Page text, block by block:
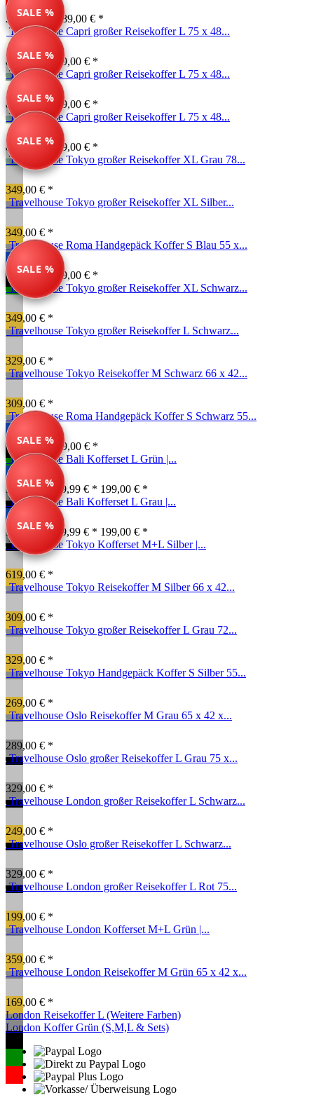
SALE %
249,00 € * 289,00 € *
SALE %
Travelhouse Capri großer Reisekoffer L 75 x 48...
89,99 € *189,00 € *
SALE %
Travelhouse Capri großer Reisekoffer L 75 x 48...
89,99 € *189,00 € *
SALE %
Travelhouse Capri großer Reisekoffer L 75 x 48...
89,99 € *189,00 € *
Travelhouse Tokyo großer Reisekoffer XL Grau 78...
349,00 € *
Travelhouse Tokyo großer Reisekoffer XL Silber...
349,00 € *
SALE %
Travelhouse Roma Handgepäck Koffer S Blau 55 x...
99,00 € *149,00 € *
Travelhouse Tokyo großer Reisekoffer XL Schwarz...
349,00 € *
Travelhouse Tokyo großer Reisekoffer L Schwarz...
329,00 € *
Travelhouse Tokyo Reisekoffer M Schwarz 66 x 42...
309,00 € *
SALE %
Travelhouse Roma Handgepäck Koffer S Schwarz 55...
99,00 € *149,00 € *
SALE %
Travelhouse Bali Kofferset L Grün |...
Farben ab: 79,99 € * 199,00 € *
SALE %
Travelhouse Bali Kofferset L Grau |...
Farben ab: 79,99 € * 199,00 € *
Travelhouse Tokyo Kofferset M+L Silber |...
619,00 € *
Travelhouse Tokyo Reisekoffer M Silber 66 x 42...
309,00 € *
Travelhouse Tokyo großer Reisekoffer L Grau 72...
329,00 € *
Travelhouse Tokyo Handgepäck Koffer S Silber 55...
269,00 € *
Travelhouse Oslo Reisekoffer M Grau 65 x 42 x...
289,00 € *
Travelhouse Oslo großer Reisekoffer L Grau 75 x...
329,00 € *
Travelhouse London großer Reisekoffer L Schwarz...
249,00 € *
Travelhouse Oslo großer Reisekoffer L Schwarz...
329,00 € *
Travelhouse London großer Reisekoffer L Rot 75...
199,00 € *
Travelhouse London Kofferset M+L Grün |...
359,00 € *
Travelhouse London Reisekoffer M Grün 65 x 42 x...
169,00 € *
London Reisekoffer L (Weitere Farben)
London Koffer Grün (S,M,L & Sets)